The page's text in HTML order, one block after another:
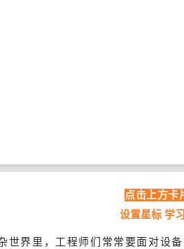
点击上方卡
设置星标 学
世界里，工程师们常常要面对设